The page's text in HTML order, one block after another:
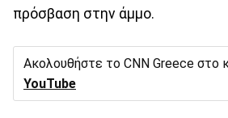
πρόσβαση στην άμμο.
Ακολουθήστε το CNN Greece στο
YouTube